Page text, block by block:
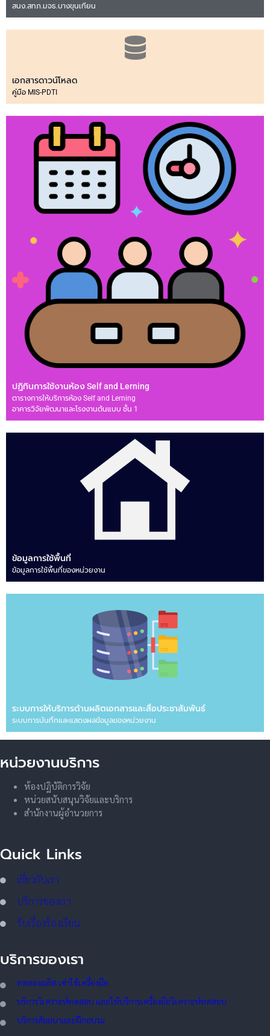
สนง.สทภ.มจธ.บางขุนเทียน
เอกสารดาวน์โหลด
คู่มือ MIS-PDTI
ปฏิทินการใช้งานห้อง Self and Lerning
ตารางการให้บริการห้อง Self and Lerning
อาคารวิจัยพัฒนาและโรงงานต้นแบบ ชั้น 1
ข้อมูลการใช้พื้นที่
ข้อมูลการใช้พื้นที่ของหน่วยงาน
ระบบการให้บริการด้านผลิตเอกสารและสื่อประชาสัมพันธ์
ระบบการบันทึกและแสดงผลข้อมูลของหน่วยงาน
หน่วยงานบริการ
ห้องปฏิบัติการวิจัย
หน่วยสนับสนุนวิจัยและบริการ
สำนักงานผู้อำนวยการ
Quick Links
เกี่ยวกับเรา
บริการของเรา
รับเรื่องร้องเรียน
บริการของเรา
ทดลองผลิต เช่าใช้เครื่องมือ
บริการวิเคราะห์ทดสอบ และให้บริการเครื่องมือวิเคราะห์ทดสอบ
บริการสัมมนาและฝึกอบรม